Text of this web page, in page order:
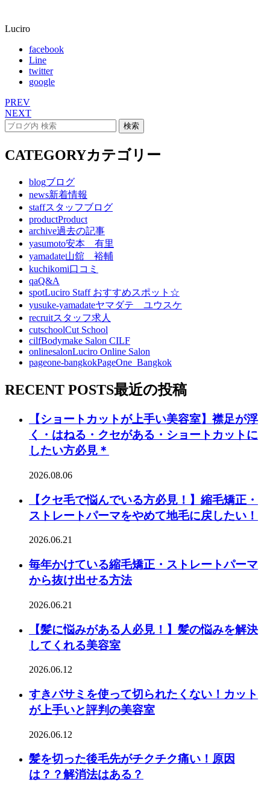
Luciro
facebook
Line
twitter
google
PREV
NEXT
CATEGORYカテゴリー
blogブログ
news新着情報
staffスタッフブログ
productProduct
archive過去の記事
yasumoto安本 有里
yamadate山舘 裕輔
kuchikomi口コミ
qaQ&A
spotLuciro Staff おすすめスポット☆
yusuke-yamadateヤマダテ ユウスケ
recruitスタッフ求人
cutschoolCut School
cilfBodymake Salon CILF
onlinesalonLuciro Online Salon
pageone-bangkokPageOne_Bangkok
RECENT POSTS最近の投稿
【ショートカットが上手い美容室】襟足が浮
く・はねる・クセがある・ショートカットに
したい方必見＊
2026.08.06
【クセ毛で悩んでいる方必見！】縮毛矯正・
ストレートパーマをやめて地毛に戻したい！
2026.06.21
毎年かけている縮毛矯正・ストレートパーマ
から抜け出せる方法
2026.06.21
【髪に悩みがある人必見！】髪の悩みを解決
してくれる美容室
2026.06.12
すきバサミを使って切られたくない！カット
が上手いと評判の美容室
2026.06.12
髪を切った後毛先がチクチク痛い！原因
は？？解消法はある？